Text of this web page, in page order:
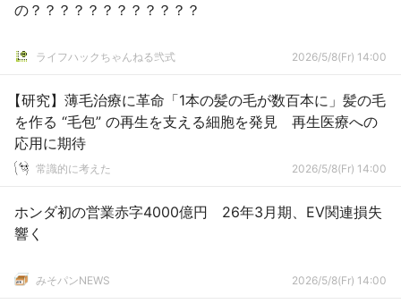
の？？？？？？？？？？？？
ライフハックちゃんねる弐式 2026/5/8(Fr) 14:00
【研究】薄毛治療に革命「1本の髪の毛が数百本に」髪の毛
を作る “毛包” の再生を支える細胞を発見 再生医療への
応用に期待
常識的に考えた 2026/5/8(Fr) 14:00
ホンダ初の営業赤字4000億円 26年3月期、EV関連損失
響く
みそパンNEWS 2026/5/8(Fr) 14:00